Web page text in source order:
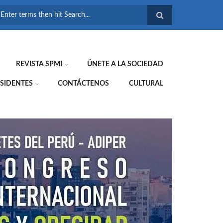
REVISTA SPMI ÚNETE A LA SOCIEDAD
CONTÁCTENOS CULTURAL